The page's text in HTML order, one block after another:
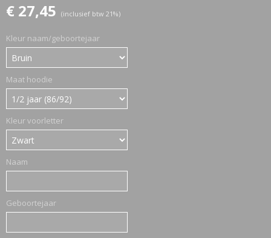
€ 27,45 (inclusief btw 21%)
Kleur naam/geboortejaar
Maat hoodie
Kleur voorletter
Naam
Geboortejaar